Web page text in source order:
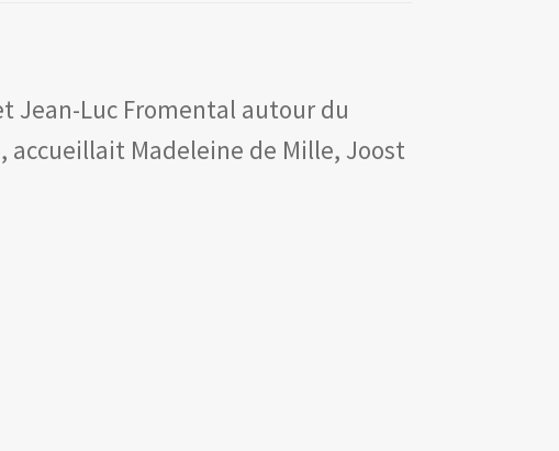
Jean-Luc Fromental autour du
accueillait Madeleine de Mille, Joost